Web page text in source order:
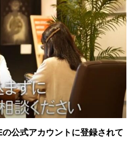
公式アカウントに登録されて